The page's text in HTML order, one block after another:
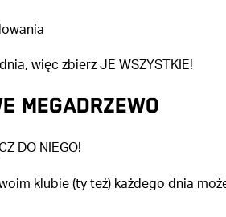
więc zbierz JE WSZYSTKIE!
MEGADRZEWO
DO NIEGO!
klubie (ty też) każdego dnia